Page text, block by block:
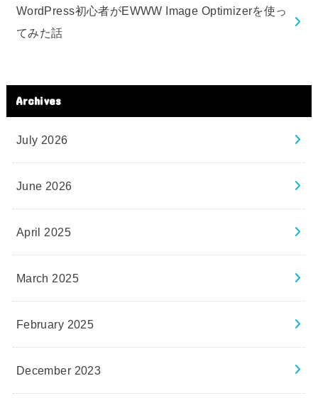
WordPress初心者がEWWW Image Optimizerを使っ
てみた話
Archives
July 2026
June 2026
April 2025
March 2025
February 2025
December 2023